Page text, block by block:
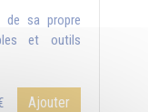
de sa propre
et outils
Ajouter